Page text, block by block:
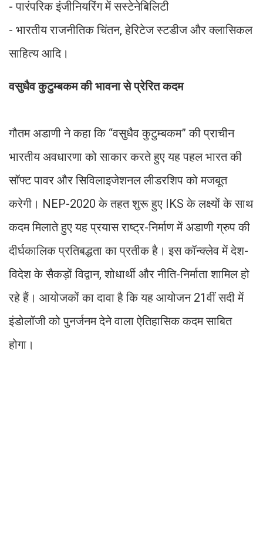
- पारंपरिक इंजीनियरिंग में सस्टेनेबिलिटी
- भारतीय राजनीतिक चिंतन, हेरिटेज स्टडीज और क्लासिकल
साहित्य आदि।
वसुधैव कुटुम्बकम की भावना से प्रेरित कदम
गौतम अडाणी ने कहा कि “वसुधैव कुटुम्बकम” की प्राचीन
भारतीय अवधारणा को साकार करते हुए यह पहल भारत की
सॉफ्ट पावर और सिविलाइजेशनल लीडरशिप को मजबूत
करेगी। NEP-2020 के तहत शुरू हुए IKS के लक्ष्यों के साथ
कदम मिलाते हुए यह प्रयास राष्ट्र-निर्माण में अडाणी ग्रुप की
दीर्घकालिक प्रतिबद्धता का प्रतीक है। इस कॉन्क्लेव में देश-
विदेश के सैकड़ों विद्वान, शोधार्थी और नीति-निर्माता शामिल हो
रहे हैं। आयोजकों का दावा है कि यह आयोजन 21वीं सदी में
इंडोलॉजी को पुनर्जनम देने वाला ऐतिहासिक कदम साबित
होगा।